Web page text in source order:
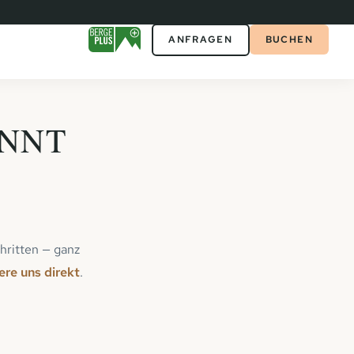
ANFRAGEN BUCHEN
— ganz
uns direkt.